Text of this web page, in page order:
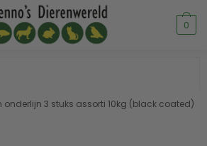
0
onderlijn 3 stuks assorti 10kg (black coated)